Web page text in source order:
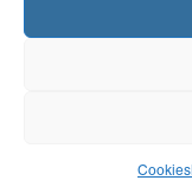
Cookies